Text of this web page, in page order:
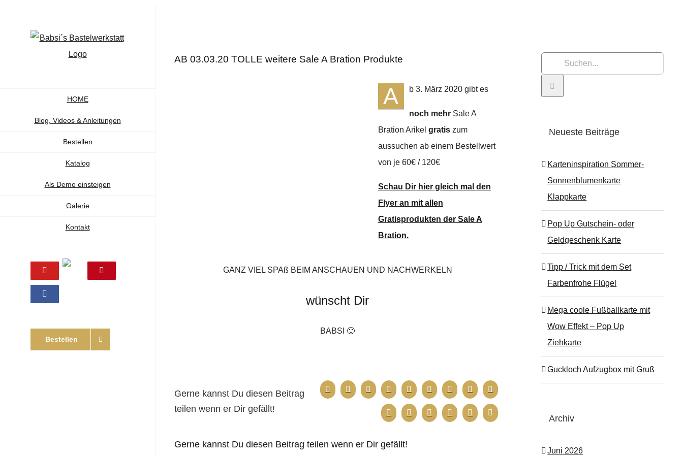
HOME
Blog, Videos & Anleitungen
Bestellen
Katalog
Als Demo einsteigen
Galerie
Kontakt
YouTube
Shop
Pinterest
Facebook
Bestellen
AB 03.03.20 TOLLE weitere Sale A Bration Produkte
A b 3. März 2020 gibt es
noch mehrSale A
Bration Arikel gratiszum
aussuchen ab einem Bestellwert
von je 60€ / 120€
Schau Dir hier gleich mal den
Flyer an mit allen
Gratisprodukten der Sale A
Bration.
GANZ VIEL SPAß BEIM ANSCHAUEN UND NACHWERKELN
wünscht Dir
BABSI 🙂
Gerne kannst Du diesen Beitrag
teilen wenn er Dir gefällt!
Gerne kannst Du diesen Beitrag teilen wenn er Dir gefällt!
nach:
Neueste Beiträge
Karteninspiration Sommer-
Sonnenblumenkarte
Klappkarte
Pop Up Gutschein- oder
Geldgeschenk Karte
Tipp / Trick mit dem Set
Farbenfrohe Flügel
Mega coole Fußballkarte mit
Wow Effekt – Pop Up
Ziehkarte
Guckloch Aufzugbox mit Gruß
Archiv
Juni 2026